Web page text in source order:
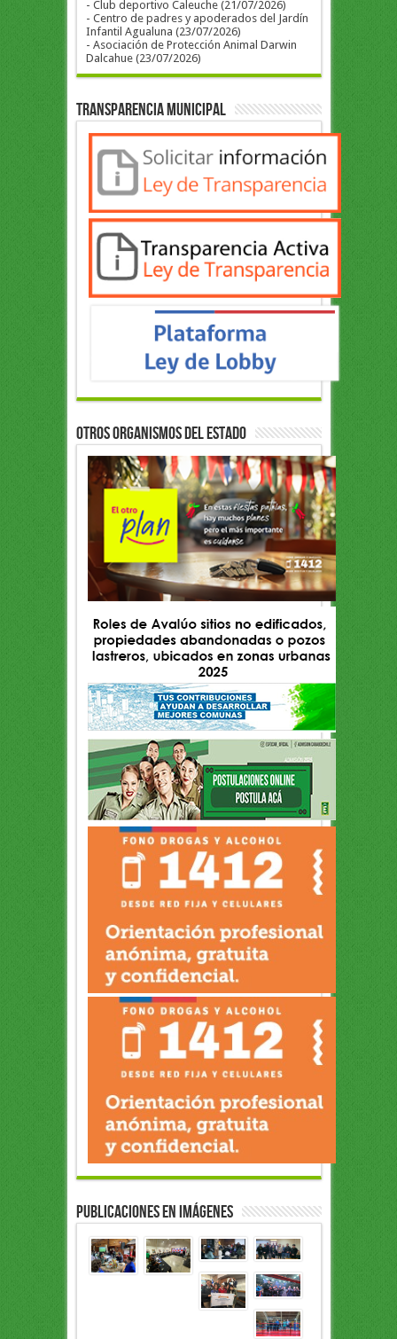
- Club deportivo Caleuche (21/07/2026)
- Centro de padres y apoderados del Jardín
Infantil Agualuna (23/07/2026)
- Asociación de Protección Animal Darwin
Dalcahue (23/07/2026)
Transparencia Municipal
OTROS ORGANISMOS DEL ESTADO
Publicaciones en Imágenes